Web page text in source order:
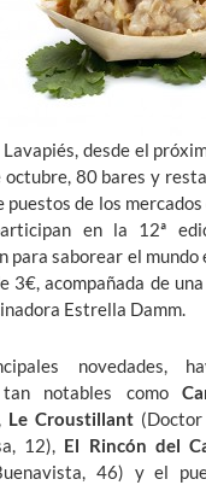
desde el
octubre, 80 bares y
de los mercados
en la 12ª
para saborear el mundo
3€, acompañada de
Estrella Damm.
novedades,
tan notables como
Le Croustillant(Doctor
12), El Rincón del
46) y el